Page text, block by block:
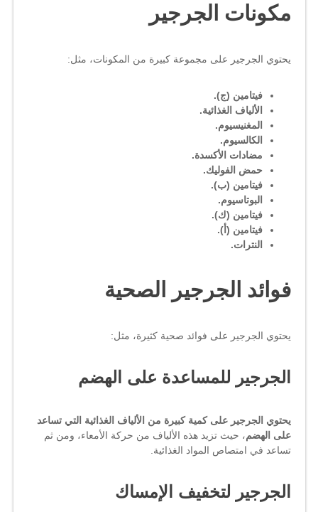
مكونات الجرجير
يحتوي الجرجير على مجموعة كبيرة من المكونات، مثل:
فيتامين (ج).
الألياف الغذائية.
المغنيسيوم.
الكالسيوم.
مضادات الأكسدة.
حمض الفوليك.
فيتامين (ب).
البوتاسيوم.
فيتامين (ك).
فيتامين (أ).
النترات.
فوائد الجرجير الصحية
يحتوي الجرجير على فوائد صحية كثيرة، مثل:
الجرجير للمساعدة على الهضم
يحتوي الجرجير على كمية كبيرة من الألياف الغذائية التي تساعد
على الهضم، حيث تزيد هذه الألياف من حركة الأمعاء، ومن ثم
تساعد في امتصاص المواد الغذائية.
الجرجير لتخفيف الإمساك